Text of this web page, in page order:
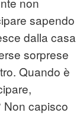
sapendo
dalla casa
sorprese
Quando è
Non capisco